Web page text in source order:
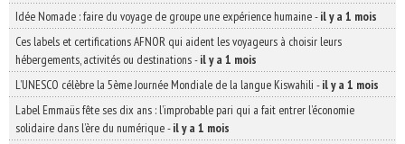
Idée Nomade : faire du voyage de groupe une expérience humaine-il y a 1 mois
Ces labels et certifications AFNOR qui aident les voyageurs à choisir leurs
hébergements, activités ou destinations-il y a 1 mois
L’UNESCO célèbre la 5ème Journée Mondiale de la langue Kiswahili -il y a 1 mois
Label Emmaüs fête ses dix ans : l’improbable pari qui a fait entrer l’économie
solidaire dans l’ère du numérique-il y a 1 mois